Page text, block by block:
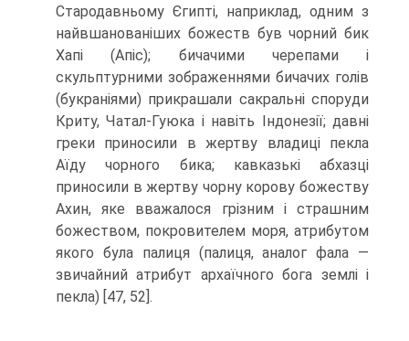
Стародавньому Єгипті, наприклад, одним з
найвшанованіших божеств був чорний бик
Хапі (Апіс); бичачими черепами і
скульптурними зображеннями бичачих голів
(букраніями) прикрашали сакральні споруди
Криту, Чатал-Гуюка і навіть Індонезії; давні
греки приносили в жертву владиці пекла
Аїду чорного бика; кавказькі абхазці
приносили в жертву чорну ко­рову божеству
Ахин, яке вважалося грізним і страшним
божеством, покровителем моря, атрибутом
якого була палиця (палиця, аналог фала —
звичайний атрибут ар­хаїчного бога землі і
пекла) [47, 52].